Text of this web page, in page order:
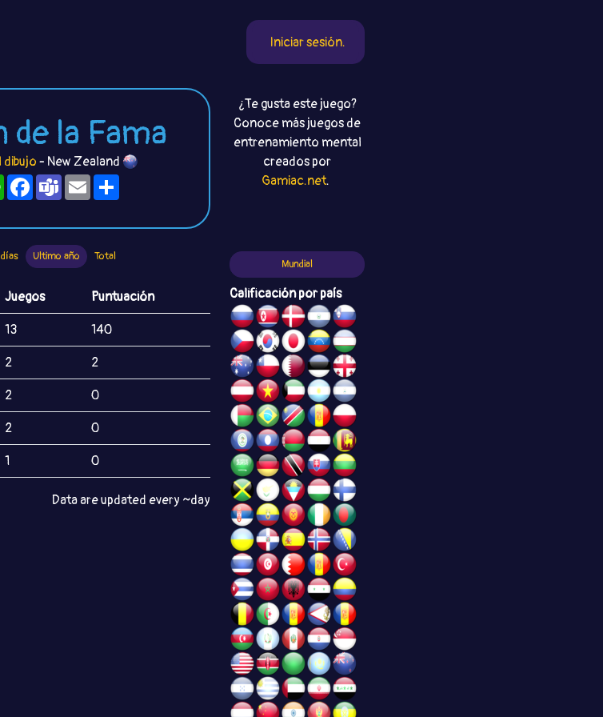
Iniciar sesión.
de la Fama
dibujo- New Zealand
WhatsAppFacebook
TeamsEmailCompartir
¿Te gusta este juego?
Conoce más juegos de
entrenamiento mental
creados por
Gamiac.net.
Ultimo año Total
Juegos Puntuación
13 140
2 2
2 0
2 0
1 0
Data are updated every ~day
Mundial
Calificación por país